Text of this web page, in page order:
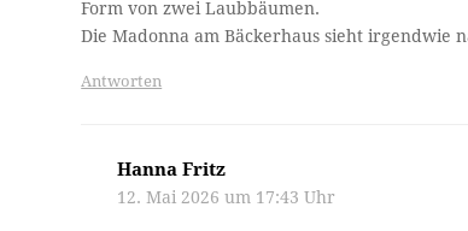
Form von zwei Laubbäumen.
Die Madonna am Bäckerhaus sieht irgendwie
Antworten
Hanna Fritz
12. Mai 2026 um 17:43 Uhr